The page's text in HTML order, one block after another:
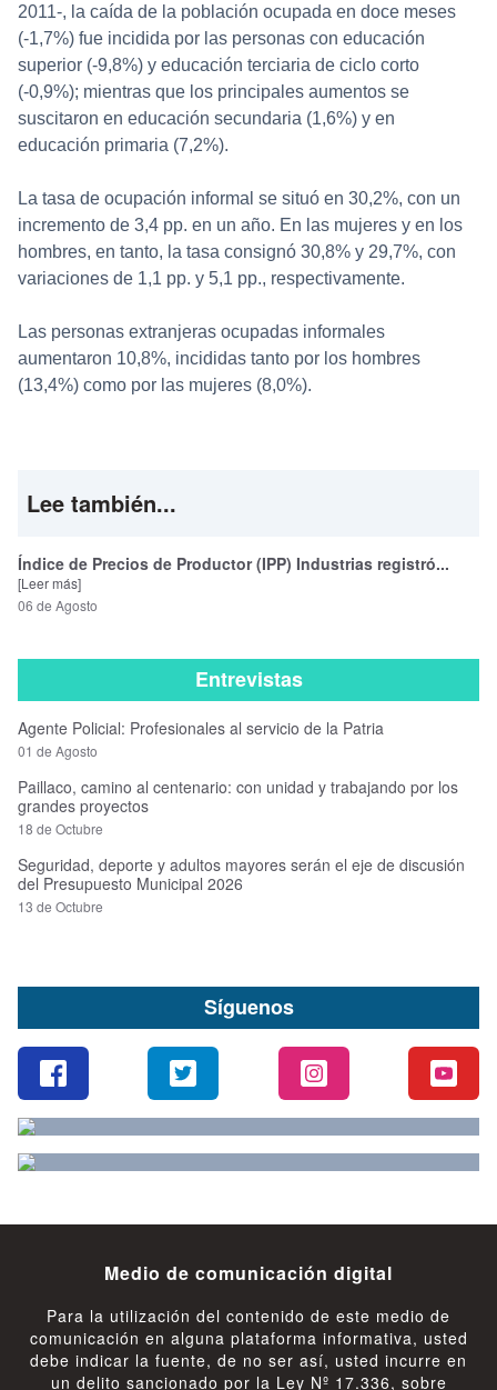
2011-, la caída de la población ocupada en doce meses
(-1,7%) fue incidida por las personas con educación
superior (-9,8%) y educación terciaria de ciclo corto
(-0,9%); mientras que los principales aumentos se
suscitaron en educación secundaria (1,6%) y en
educación primaria (7,2%).
La tasa de ocupación informal se situó en 30,2%, con un
incremento de 3,4 pp. en un año. En las mujeres y en los
hombres, en tanto, la tasa consignó 30,8% y 29,7%, con
variaciones de 1,1 pp. y 5,1 pp., respectivamente.
Las personas extranjeras ocupadas informales
aumentaron 10,8%, incididas tanto por los hombres
(13,4%) como por las mujeres (8,0%).
Lee también...
Índice de Precios de Productor (IPP) Industrias registró...
[Leer más]
06 de Agosto
Entrevistas
Agente Policial: Profesionales al servicio de la Patria
01 de Agosto
Paillaco, camino al centenario: con unidad y trabajando por los
grandes proyectos
18 de Octubre
Seguridad, deporte y adultos mayores serán el eje de discusión
del Presupuesto Municipal 2026
13 de Octubre
Síguenos
Medio de comunicación digital
Para la utilización del contenido de este medio de
comunicación en alguna plataforma informativa, usted
debe indicar la fuente, de no ser así, usted incurre en
un delito sancionado por la Ley Nº 17.336, sobre